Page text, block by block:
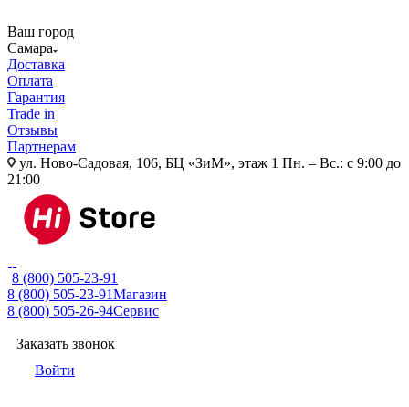
Ваш город
Самара
Доставка
Оплата
Гарантия
Trade in
Отзывы
Партнерам
ул. Ново-Садовая, 106, БЦ «ЗиМ», этаж 1 Пн. – Вс.: с 9:00 до
21:00
8 (800) 505-23-91
8 (800) 505-23-91Магазин
8 (800) 505-26-94Сервис
Заказать звонок
Войти